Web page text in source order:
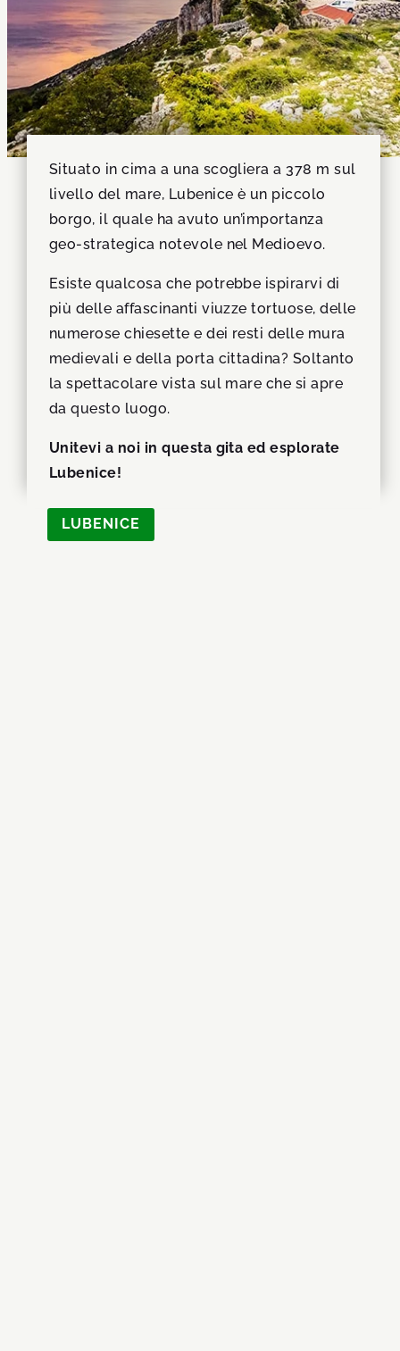
Situato in cima a una scogliera a 378 m sul
livello del mare, Lubenice è un piccolo
borgo, il quale ha avuto un’importanza
geo-strategica notevole nel Medioevo.
Esiste qualcosa che potrebbe ispirarvi di
più delle affascinanti viuzze tortuose, delle
numerose chiesette e dei resti delle mura
medievali e della porta cittadina? Soltanto
la spettacolare vista sul mare che si apre
da questo luogo.
Unitevi a noi in questa gita ed esplorate
Lubenice!
LUBENICE